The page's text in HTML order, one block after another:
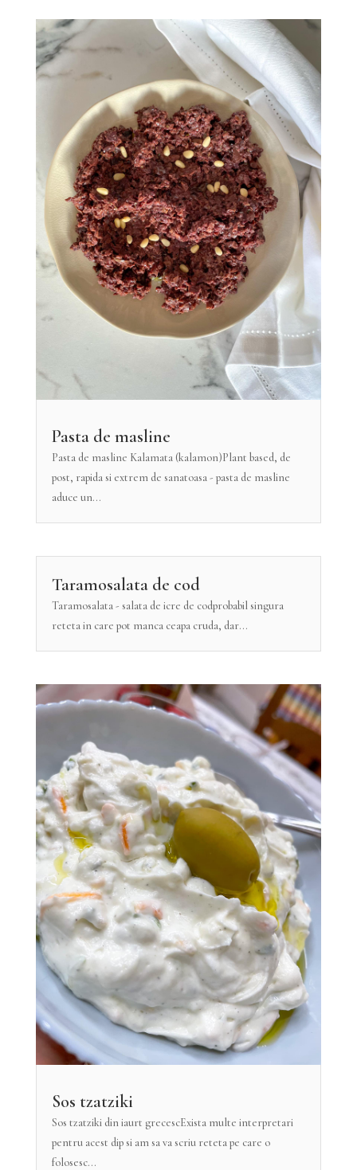
Pasta de masline
Pasta de masline Kalamata (kalamon)Plant based, de
post, rapida si extrem de sanatoasa - pasta de masline
aduce un...
Taramosalata de cod
Taramosalata - salata de icre de codprobabil singura
reteta in care pot manca ceapa cruda, dar...
Sos tzatziki
Sos tzatziki din iaurt grecescExista multe interpretari
pentru acest dip si am sa va scriu reteta pe care o
folosesc...